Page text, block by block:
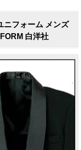
ニフォーム メンズ
白洋社